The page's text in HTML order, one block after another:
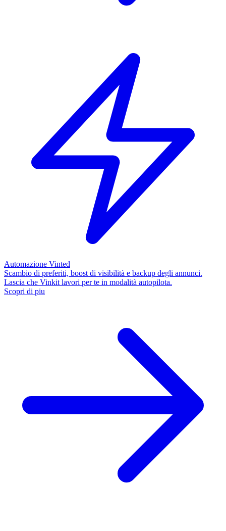
Automazione Vinted
Scambio di preferiti, boost di visibilità e backup degli annunci.
Lascia che Vinkit lavori per te in modalità autopilota.
Scopri di piu